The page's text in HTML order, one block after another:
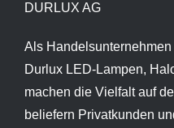
DURLUX AG
Als
Durlux LED-Lampen,
machen die Vielfalt auf
beliefern Privatkunden